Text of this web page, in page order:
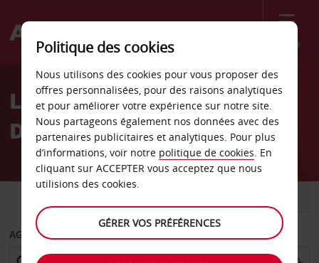
Menu
Welcome
AvisLocation de voiture
Durbanville
AGENCE DE DÉPART
Politique des cookies
Nous utilisons des cookies pour vous proposer des
offres personnalisées, pour des raisons analytiques
et pour améliorer votre expérience sur notre site.
Nous partageons également nos données avec des
partenaires publicitaires et analytiques. Pour plus
d’informations, voir notre politique de cookies. En
cliquant sur ACCEPTER vous acceptez que nous
utilisions des cookies.
GÉRER VOS PRÉFÉRENCES